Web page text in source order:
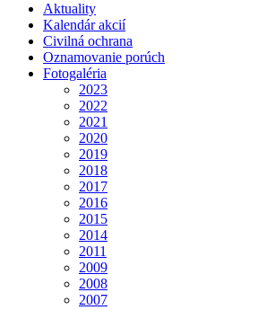
Aktuality
Kalendár akcií
Civilná ochrana
Oznamovanie porúch
Fotogaléria
2023
2022
2021
2020
2019
2018
2017
2016
2015
2014
2011
2009
2008
2007